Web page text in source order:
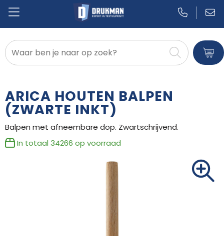
Badtextiel en Douche
Bodywarmers
Broeken en Rokken
Caps, Hoeden en Mutsen
Dekens, Fleecedekens en Kussens
Handschoenen en Sjaals
ARICA HOUTEN BALPEN
(ZWARTE INKT)
Balpen met afneembare dop. Zwartschrijvend.
In totaal 34266 op voorraad